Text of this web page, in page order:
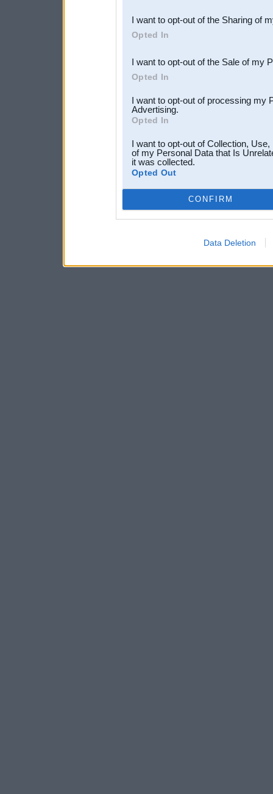
Downstream Participants
third parties.
I want to opt-out of the Sharing of
Opted In
I want to opt-out of the Sale of my
Opted In
I want to opt-out of processing my
Advertising.
Opted In
I want to opt-out of Collection,
of my Personal Data that Is
it was collected.
Opted Out
CONFIRM
Data Deletion